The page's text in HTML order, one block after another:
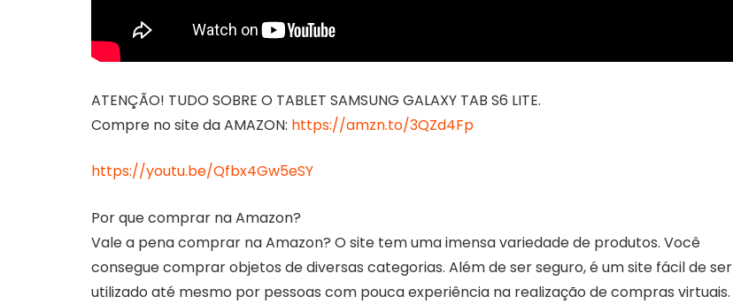
ATENÇÃO! TUDO SOBRE O TABLET SAMSUNG GALAXY TAB S6 LITE.
Compre no site da AMAZON: https://amzn.to/3QZd4Fp
https://youtu.be/Qfbx4Gw5eSY
Por que comprar na Amazon?
Vale a pena comprar na Amazon? O site tem uma imensa variedade de produtos. Você
consegue comprar objetos de diversas categorias. Além de ser seguro, é um site fácil de ser
utilizado até mesmo por pessoas com pouca experiência na realização de compras virtuais.